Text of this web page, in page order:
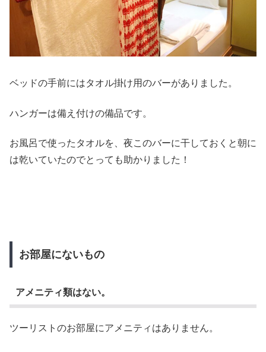
ベッドの手前にはタオル掛け用のバーがありました。
ハンガーは備え付けの備品です。
お風呂で使ったタオルを、夜このバーに干しておくと朝に
は乾いていたのでとっても助かりました！
お部屋にないもの
アメニティ類はない。
ツーリストのお部屋にアメニティはありません。